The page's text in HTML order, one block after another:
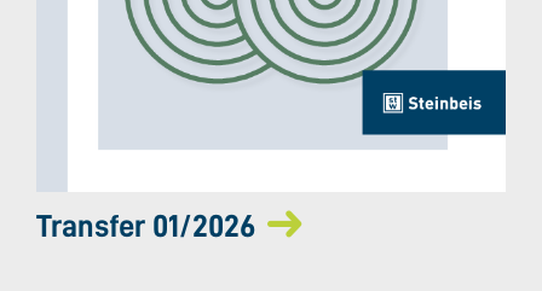
Transfer 01/2026